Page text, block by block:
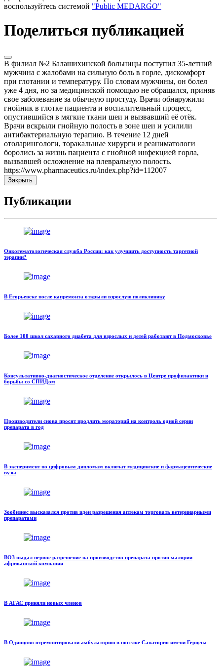
воспользуйтесь системой "Public MEDARGO"
Поделиться публикацией
В филиал №2 Балашихинской больницы поступил 35-летний
мужчина с жалобами на сильную боль в горле, дискомфорт
при глотании и температуру. По словам мужчины, он болел
уже 4 дня, но за медицинской помощью не обращался, приняв
свое заболевание за обычную простуду. Врачи обнаружили
гнойник в глотке пациента и воспалительный процесс,
опустившийся в мягкие ткани шеи и вызвавший её отёк.
Врачи вскрыли гнойную полость в зоне шеи и усилили
антибактериальную терапию. В течение 12 дней
отоларингологи, торакальные хирурги и реаниматологи
боролись за жизнь пациента с гнойной инфекцией горла,
вызвавшей осложнение на плевральную полость.
https://www.pharmaceutics.ru/index.php?id=112007
Закрыть
Публикации
Онкогематологическая служба России: как улучшить доступность таргетной
терапии?
В Егорьевске после капремонта открыли взрослую поликлинику
Более 100 школ сахарного диабета для взрослых и детей работают в Подмосковье
Консультативно-диагностическое отделение открылось в Центре профилактики и
борьбы со СПИДом
Производители снова просят продлить мораторий на контроль одной серии
препарата в год
В эксперимент по цифровым дипломам включат медицинские и фармацевтические
вузы
Зообизнес высказался против идеи разрешения аптекам торговать ветеринарными
препаратами
ВОЗ выдал первое разрешение на производство препарата против малярии
африканской компании
В АГАС приняли новых членов
В Одинцово отремонтировали амбулаторию в поселке Санатория имени Герцена